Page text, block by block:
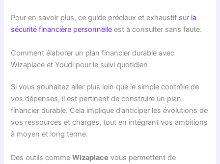
Pour en savoir plus, ce guide précieux et exhaustif sur la
sécurité financière personnelle est à consulter sans faute.
Comment élaborer un plan financier durable avec
Wizaplace et Youdi pour le suivi quotidien
Si vous souhaitez aller plus loin que le simple contrôle de
vos dépenses, il est pertinent de construire un plan
financier durable. Cela implique d’anticiper les évolutions de
vos ressources et charges, tout en intégrant vos ambitions
à moyen et long terme.
Des outils commeWizaplace vous permettent de